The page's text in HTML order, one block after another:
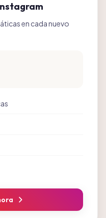
en cada nuevo